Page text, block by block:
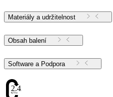
Materiály a udržitelnost
Obsah balení
Software a Podpora
2.42